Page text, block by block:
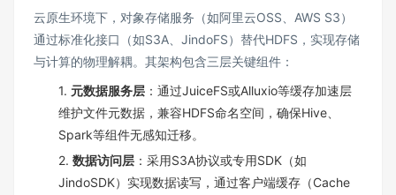
云原生环境下，对象存储服务（如阿里云OSS、AWS S3）
通过标准化接口（如S3A、JindoFS）替代HDFS，实现存储
与计算的物理解耦。其架构包含三层关键组件：
1. 元数据服务层 ：通过JuiceFS或Alluxio等缓存加速层
维护文件元数据，兼容HDFS命名空间，确保Hive、
Spark等组件无感知迁移。
2. 数据访问层 ：采用S3A协议或专用SDK（如
JindoSDK）实现数据读写，通过客户端缓存（Cache